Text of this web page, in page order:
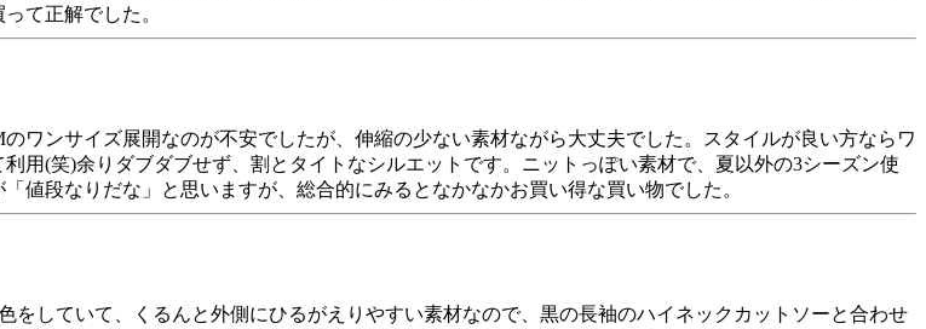
て正解でした。
ワンサイズ展開なのが不安でしたが、伸縮の少ない素材ながら大丈夫でした。スタイルが良い方ならワ
用(笑)余りダブダブせず、割とタイトなシルエットです。ニットっぽい素材で、夏以外の3シーズン使
値段なりだな」と思いますが、総合的にみるとなかなかお買い得な買い物でした。
していて、くるんと外側にひるがえりやすい素材なので、黒の長袖のハイネックカットソーと合わせ